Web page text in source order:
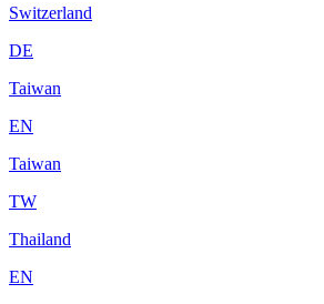
Switzerland
DE
Taiwan
EN
Taiwan
TW
Thailand
EN